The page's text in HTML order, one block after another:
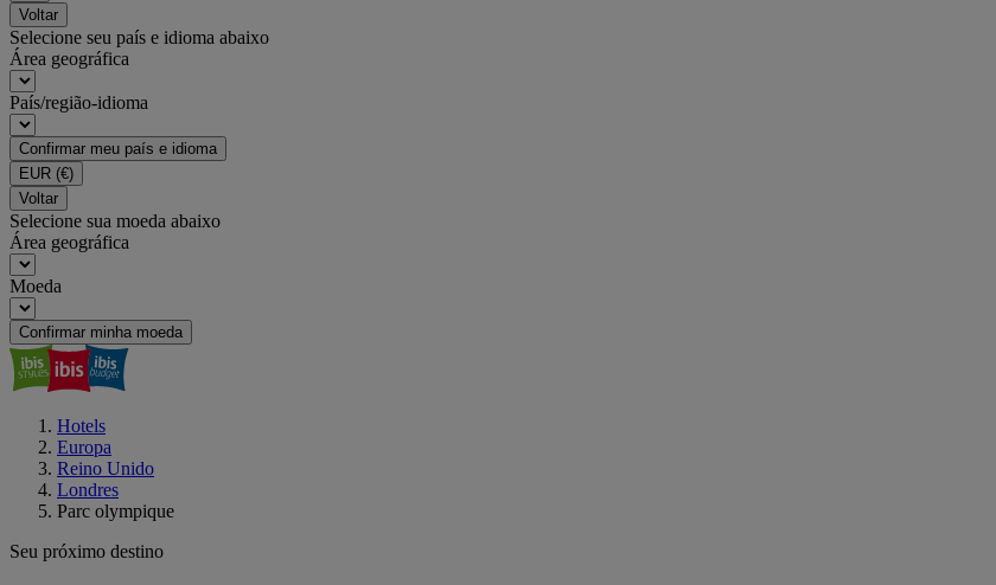
Voltar
Selecione seu país e idioma abaixo
Área geográfica
País/região-idioma
Confirmar meu país e idioma
EUR (€)
Voltar
Selecione sua moeda abaixo
Área geográfica
Moeda
Confirmar minha moeda
Hotels
Europa
Reino Unido
Londres
Parc olympique
Seu próximo destino